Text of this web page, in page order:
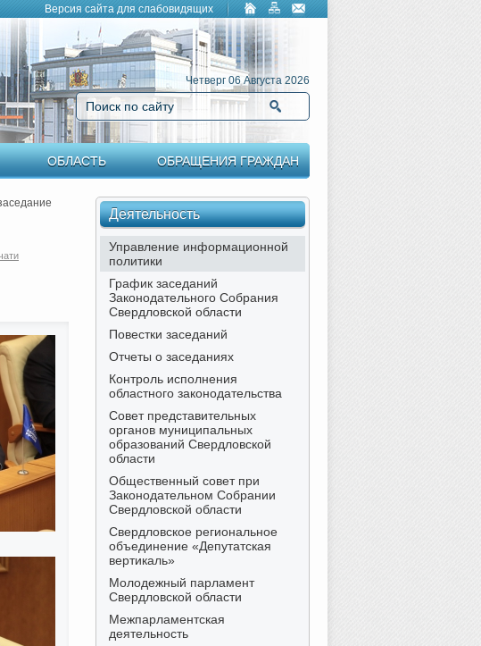
Версия сайта для слабовидящих
Четверг 06 Августа 2026
Поиск по сайту
ОБЛАСТЬ ОБРАЩЕНИЯ ГРАЖДАН
Деятельность
Управление информационной
политики
График заседаний
Законодательного Собрания
Свердловской области
Повестки заседаний
Отчеты о заседаниях
Контроль исполнения
областного законодательства
Совет представительных
органов муниципальных
образований Свердловской
области
Общественный совет при
Законодательном Собрании
Свердловской области
Свердловское региональное
объединение «Депутатская
вертикаль»
Молодежный парламент
Свердловской области
Межпарламентская
деятельность